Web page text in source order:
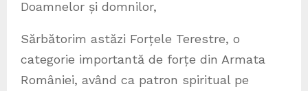
Doamnelor și domnilor,
Sărbătorim astăzi Forțele Terestre, o
categorie importantă de forțe din Armata
României, având ca patron spiritual pe